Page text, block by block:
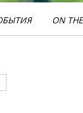
ON